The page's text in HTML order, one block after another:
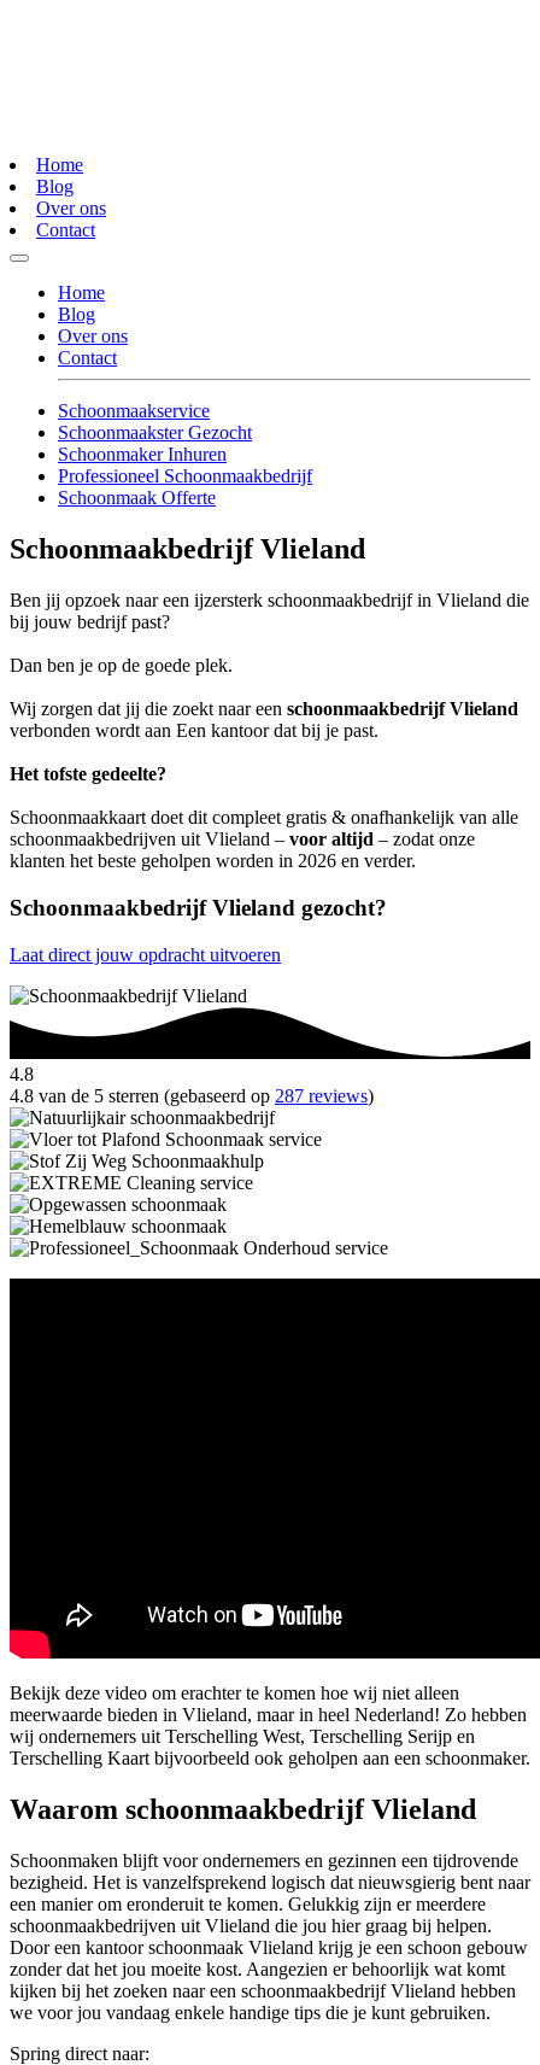
Home
Blog
Over ons
Contact
Home
Blog
Over ons
Contact
Schoonmaakservice
Schoonmaakster Gezocht
Schoonmaker Inhuren
Professioneel Schoonmaakbedrijf
Schoonmaak Offerte
Schoonmaakbedrijf Vlieland
Ben jij opzoek naar een ijzersterk schoonmaakbedrijf in Vlieland die
bij jouw bedrijf past?
Dan ben je op de goede plek.
Wij zorgen dat jij die zoekt naar een schoonmaakbedrijf Vlieland
verbonden wordt aan Een kantoor dat bij je past.
Het tofste gedeelte?
Schoonmaakkaart doet dit compleet gratis & onafhankelijk van alle
schoonmaakbedrijven uit Vlieland – voor altijd – zodat onze
klanten het beste geholpen worden in 2026 en verder.
Schoonmaakbedrijf Vlieland gezocht?
Laat direct jouw opdracht uitvoeren
4.8
4.8 van de 5 sterren (gebaseerd op 287 reviews)
Bekijk deze video om erachter te komen hoe wij niet alleen
meerwaarde bieden in Vlieland, maar in heel Nederland! Zo hebben
wij ondernemers uit Terschelling West, Terschelling Serijp en
Terschelling Kaart bijvoorbeeld ook geholpen aan een schoonmaker.
Waarom schoonmaakbedrijf Vlieland
Schoonmaken blijft voor ondernemers en gezinnen een tijdrovende
bezigheid. Het is vanzelfsprekend logisch dat nieuwsgierig bent naar
een manier om eronderuit te komen. Gelukkig zijn er meerdere
schoonmaakbedrijven uit Vlieland die jou hier graag bij helpen.
Door een kantoor schoonmaak Vlieland krijg je een schoon gebouw
zonder dat het jou moeite kost. Aangezien er behoorlijk wat komt
kijken bij het zoeken naar een schoonmaakbedrijf Vlieland hebben
we voor jou vandaag enkele handige tips die je kunt gebruiken.
Spring direct naar: